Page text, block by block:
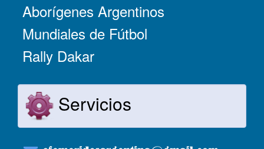
Aborígenes Argentinos
Mundiales de Fútbol
Rally Dakar
Servicios